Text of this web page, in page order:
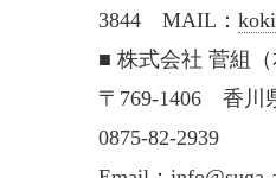
3844 MAIL：
■ 株式会社 菅組（
〒769-1406 香川
0875-82-2939